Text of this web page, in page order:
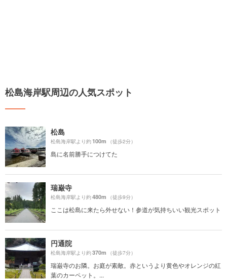
松島海岸駅周辺の人気スポット
松島
松島海岸駅より約100m （徒歩2分）
島に名前勝手につけてた
瑞巌寺
松島海岸駅より約480m （徒歩9分）
ここは松島に来たら外せない！参道が気持ちいい観光スポット
円通院
松島海岸駅より約370m （徒歩7分）
瑞巌寺のお隣。お庭が素敵。赤というより黄色やオレンジの紅
葉のカーペット。...